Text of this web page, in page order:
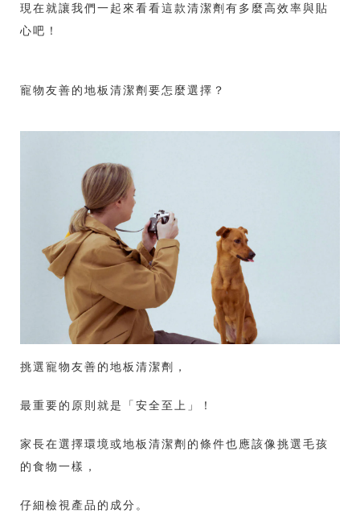
現在就讓我們一起來看看這款清潔劑有多麼高效率與貼
心吧！
寵物友善的地板清潔劑要怎麼選擇？
挑選寵物友善的地板清潔劑，
最重要的原則就是「安全至上」！
家長在選擇環境或地板清潔劑的條件也應該像挑選毛孩
的食物一樣，
仔細檢視產品的成分。